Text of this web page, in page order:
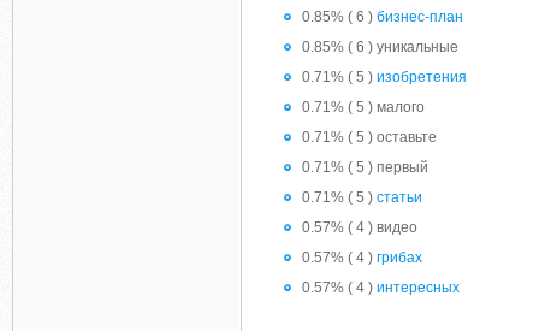
0.85% ( 6 ) бизнес-план
0.85% ( 6 ) уникальные
0.71% ( 5 ) изобретения
0.71% ( 5 ) малого
0.71% ( 5 ) оставьте
0.71% ( 5 ) первый
0.71% ( 5 ) статьи
0.57% ( 4 ) видео
0.57% ( 4 ) грибах
0.57% ( 4 ) интересных